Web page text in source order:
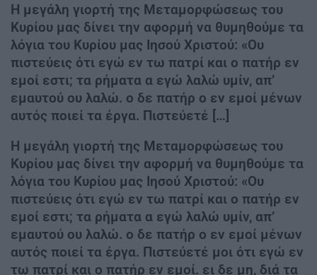
Η μεγάλη γιορτή της Μεταμορφώσεως του
Κυρίου μας δίνει την αφορμή να θυμηθούμε τα
λόγια του Κυ­ρίου μας Ιησού Χριστού: «Ου
πιστεύεις ότι εγώ εν τω πατρί και ο πατήρ εν
εμοί εστι; τα ρήματα α εγώ λαλώ υμίν, απ’
εμαυτού ου λα­λώ. ο δε πατήρ ο εν εμοί μένων
αυτός ποιεί τα έργα. Πι­στεύετέ […]
Η μεγάλη γιορτή της Μεταμορφώσεως του
Κυρίου μας δίνει την αφορμή να θυμηθούμε τα
λόγια του Κυ­ρίου μας Ιησού Χριστού: «Ου
πιστεύεις ότι εγώ εν τω πατρί και ο πατήρ εν
εμοί εστι; τα ρήματα α εγώ λαλώ υμίν, απ’
εμαυτού ου λα­λώ. ο δε πατήρ ο εν εμοί μένων
αυτός ποιεί τα έργα. Πι­στεύετέ μοι ότι εγώ εν
τω πατρί και ο πατήρ εν εμοί. ει δε μη, διά τα